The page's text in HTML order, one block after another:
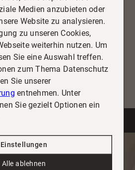
Stimmen überzeugen und
unsere Leistungen aus erster
beim Verkauf Ihrer
durch den gesamten
Medien anzubieten oder
Website zu analysieren.
zu unseren Cookies,
weiterhin nutzen. Um
Sie eine Auswahl treffen.
zum Thema Datenschutz
Sie unserer
entnehmen. Unter
Sie gezielt Optionen ein
Einstellungen
Alle ablehnen